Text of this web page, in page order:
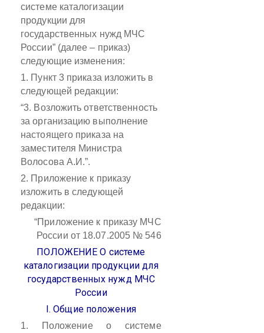
системе каталогизации
продукции для
государственных нужд МЧС
России” (далее – приказ)
следующие изменения:
1. Пункт 3 приказа изложить в
следующей редакции:
“3. Возложить ответственность
за организацию выполнение
настоящего приказа на
заместителя Министра
Волосова А.И.”.
2. Приложение к приказу
изложить в следующей
редакции:
“Приложение к приказу МЧС
России от 18.07.2005 № 546
ПОЛОЖЕНИЕ О системе
каталогизации продукции для
государственных нужд МЧС
России
I. Общие положения
1.
Положение о системе